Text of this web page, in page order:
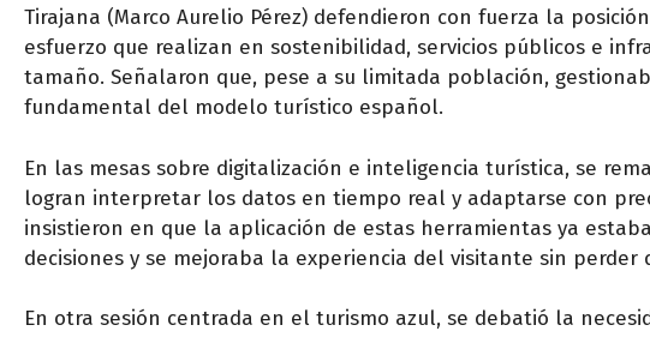
Tirajana (Marco Aurelio Pérez) defendieron con fuerza la
esfuerzo que realizan en sostenibilidad, servicios públicos e
tamaño. Señalaron que, pese a su limitada población,
fundamental del modelo turístico español.
En las mesas sobre digitalización e inteligencia turística, se
logran interpretar los datos en tiempo real y adaptarse con
insistieron en que la aplicación de estas herramientas ya
decisiones y se mejoraba la experiencia del visitante sin perder
En otra sesión centrada en el turismo azul, se debatió la